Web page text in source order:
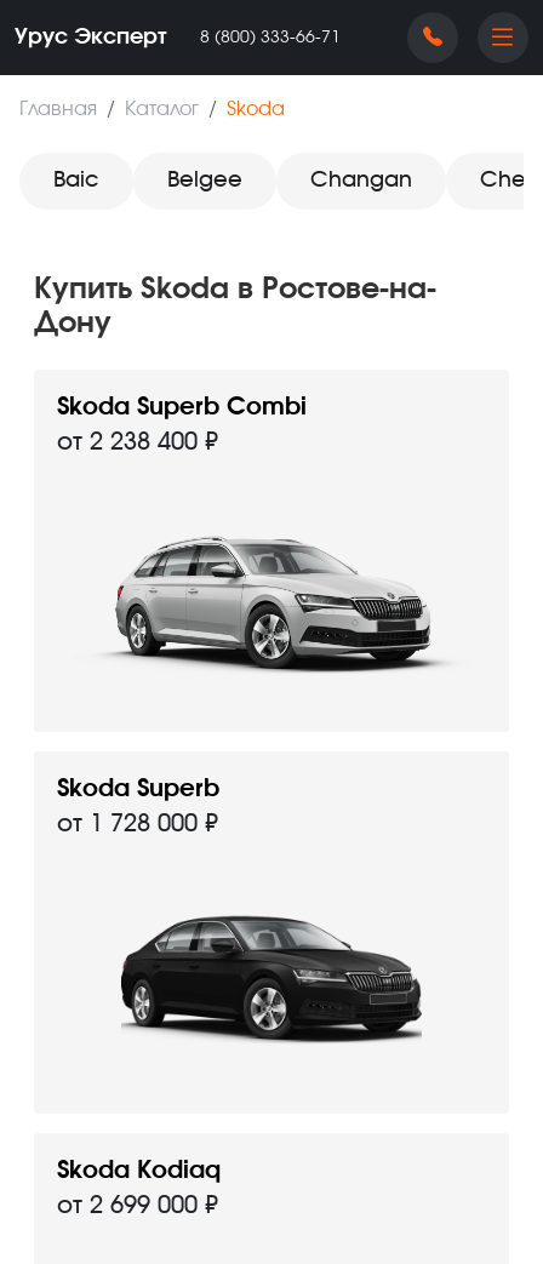
Урус Эксперт ‪8 (800) 333-66-71
Главная Каталог Skoda
Baic Belgee Changan
Купить Skoda в Ростове-на-
Дону
Skoda Superb Combi
от 2 238 400 ₽
Skoda Superb
от 1 728 000 ₽
Skoda Kodiaq
от 2 699 000 ₽